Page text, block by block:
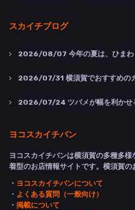
スカイチブログ
2026/08/07 今年の夏は、ひまわ
2026/07/31 横須賀でおすすめの
2026/07/24 ツバメが幅を利かせ
ヨコスカイチバン
ヨコスカイチバンは横須賀の多種多
着型のお店情報サイトです。横須賀の
・ ヨコスカイチバンについて
・ よくある質問（一般向け）
・ 掲載について